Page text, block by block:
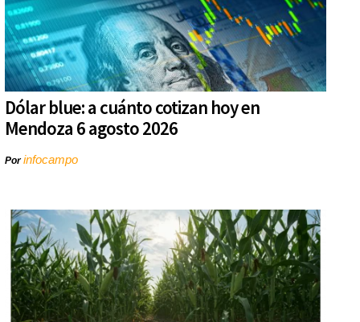
Dólar blue: a cuánto cotizan hoy en
Mendoza 6 agosto 2026
Porinfocampo